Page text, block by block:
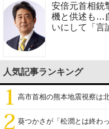
安倍元首相
機と供述も…
いにして「言
人気記事ランキング
高市首相の熊本地震視察は
葵つかさが「松潤とは終わ